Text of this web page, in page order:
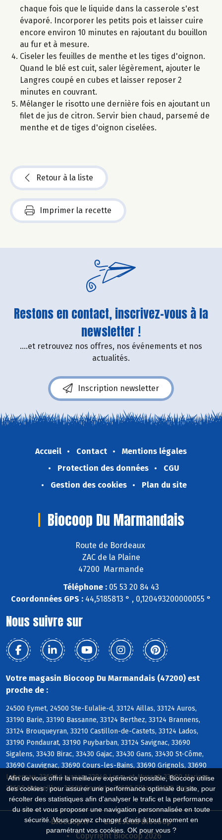
Afin de vous offrir la meilleure expérience possible, Biocoop utilise
des cookies : pour assurer une performance optimale du site, pour
récolter des statistiques afin d'analyser le trafic et la performance
du site et vous proposer une navigation personnalisée en toute
sécurité. Vous pouvez changer d'avis à tout moment en
paramétrant vos cookies. OK pour vous ?
chaque fois que le liquide dans la casserole s'est
évaporé. Incorporer les petits pois et laisser cuire
encore environ 10 minutes en rajoutant du bouillon
au fur et à mesure.
Ciseler les feuilles de menthe et les tiges d'oignon.
Quand le blé est cuit, saler légèrement, ajouter le
Langres coupé en cubes et laisser reposer 2
minutes en couvrant.
Mélanger le risotto une dernière fois en ajoutant un
filet de jus de citron. Servir bien chaud, parsemé de
menthe et de tiges d'oignon ciselées.
Retour à la liste
Imprimer la recette
Restons en contact, inscrivez-vous à la
newsletter !
....et retrouvez nos offres, nos événements et nos
actualités.
Inscription newsletter
Accueil Contact
Mentions légales
Protection des données
CGU
Gestion des cookies
Plan du site
Biocoop Du Marmandais
Route de Bordeaux
ZAC de la Plaine
47200 Marmande
Téléphone : 05 53 20 84 43
Coordonnées GPS : 44,5185813 ° , 0,120493200000055 °
Nous suivre sur
Votre magasin Biocoop Du Marmandais (47200) est
proche de :
24500 Eymet, 24500 Ste-Eulalie-d, 33124 Aillas, 33124 Auros,
33190 Barie, 33190 Bassanne, 33124 Berthez, 33124 Brannens,
33124 Brouqueyran, 33210 Castillon-de-Castets, 33124 Lados,
33190 Pondaurat, 33190 Puybarban, 33124 Savignac, 33690
Sigalens, 33430 Birac, 33430 Gajac, 33430 Gans, 33430 St-Côme,
33690 Cauvignac, 33690 Cours-les-Bains, 33690 Grignols, 33690
Labescau, 33690 Lavazan, 33840 Lerm-et-Musset, 33690 Marions,
33690 Masseilles, 33690 Sendets, 33690 Sillas, 33190 Bagas
Biocoop.fr
Le réseau Biocoop
Copyright Biocoop 2026